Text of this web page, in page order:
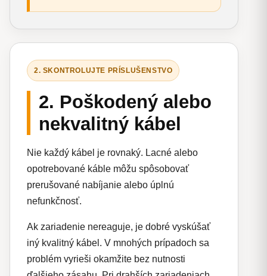
2. SKONTROLUJTE PRÍSLUŠENSTVO
2. Poškodený alebo
nekvalitný kábel
Nie každý kábel je rovnaký. Lacné alebo
opotrebované káble môžu spôsobovať
prerušované nabíjanie alebo úplnú
nefunkčnosť.
Ak zariadenie nereaguje, je dobré vyskúšať
iný kvalitný kábel. V mnohých prípadoch sa
problém vyrieši okamžite bez nutnosti